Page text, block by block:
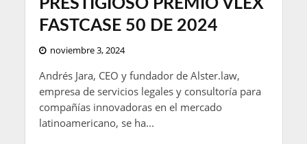
PRESTIGIOSO PREMIO VLEX
FASTCASE 50 DE 2024
noviembre 3, 2024
Andrés Jara, CEO y fundador de Alster.law,
empresa de servicios legales y consultoría para
compañías innovadoras en el mercado
latinoamericano, se ha...